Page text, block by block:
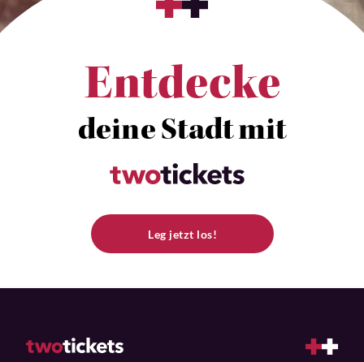
Entdecke
deine Stadt mit
Leg jetzt los!